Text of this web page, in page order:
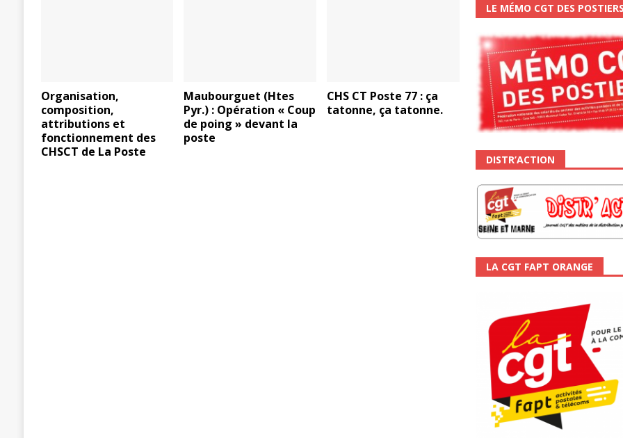
Organisation,
composition,
attributions et
fonctionnement des
CHSCT de La Poste
Maubourguet (Htes
Pyr.) : Opération « Coup
de poing » devant la
poste
CHS CT Poste 77 : ça
tatonne, ça tatonne.
LE MÉMO CGT DES
DISTR’ACTION
LA CGT FAPT ORANGE